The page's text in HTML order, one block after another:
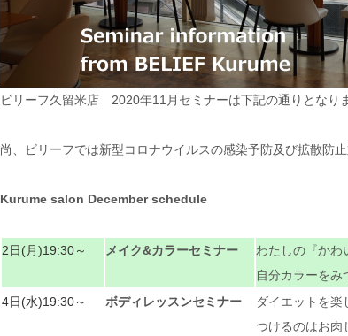
ビリーフ久留米店 2020年11月セミナーは下記の通りとなり
尚、ビリーフでは新型コロナウイルスの感染予防及び拡散防
Kurume salon December schedule
2日(月)19:30～ メイク&カラーセミナー
わたしの『かわ
自分カラーをみ
4日(水)19:30～
ボディレッスンセミナー
ダイエットを楽
つけるのはお肉